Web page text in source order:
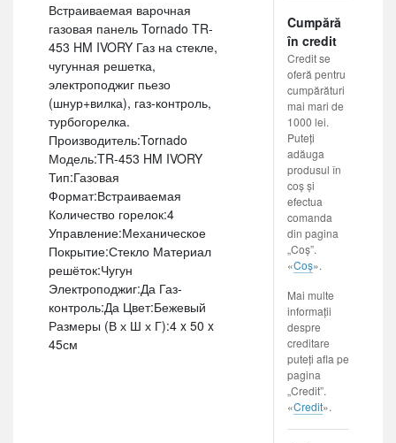
Встраиваемая варочная
газовая панель Tornado TR-
453 HM IVORY Газ на стекле,
чугунная решетка,
электроподжиг пьезо
(шнур+вилка), газ-контроль,
турбогорелка.
Производитель:Tornado
Модель:TR-453 HM IVORY
Тип:Газовая
Формат:Встраиваемая
Количество горелок:4
Управление:Механическое
Покрытие:Стекло Материал
решёток:Чугун
Электроподжиг:Да Газ-
контроль:Да Цвет:Бежевый
Размеры (В х Ш х Г):4 x 50 x
45см
Cumpără
în credit
Credit se
oferă pentru
cumpărături
mai mari de
1000 lei.
Puteți
adăuga
produsul în
coș și
efectua
comanda
din pagina
„Coș”.
«Coș».
Mai multe
informații
despre
creditare
puteți afla pe
pagina
„Credit”.
«Credit».